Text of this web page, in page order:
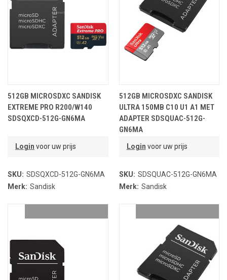
512GB MICROSDXC SANDISK
EXTREME PRO R200/W140
SDSQXCD-512G-GN6MA
Login voor uw prijs
SKU: SDSQXCD-512G-GN6MA
Merk: Sandisk
512GB MICROSDXC SANDISK
ULTRA 150MB C10 U1 A1 MET
ADAPTER SDSQUAC-512G-
GN6MA
Login voor uw prijs
SKU: SDSQUAC-512G-GN6MA
Merk: Sandisk